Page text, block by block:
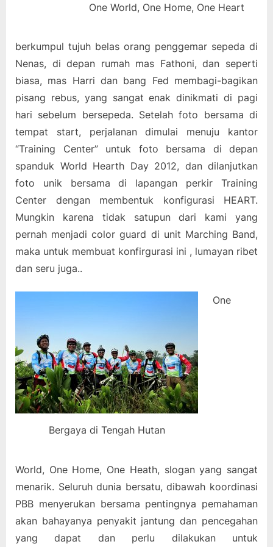
One World, One Home, One Heart
berkumpul tujuh belas orang penggemar sepeda di
Nenas, di depan rumah mas Fathoni, dan seperti
biasa, mas Harri dan bang Fed membagi-bagikan
pisang rebus, yang sangat enak dinikmati di pagi
hari sebelum bersepeda. Setelah foto bersama di
tempat start, perjalanan dimulai menuju kantor
“Training Center” untuk foto bersama di depan
spanduk World Hearth Day 2012, dan dilanjutkan
foto unik bersama di lapangan perkir Training
Center dengan membentuk konfigurasi HEART.
Mungkin karena tidak satupun dari kami yang
pernah menjadi color guard di unit Marching Band,
maka untuk membuat konfirgurasi ini , lumayan ribet
dan seru juga..
Bergaya di Tengah Hutan
One
World, One Home, One Heath, slogan yang sangat
menarik. Seluruh dunia bersatu, dibawah koordinasi
PBB menyerukan bersama pentingnya pemahaman
akan bahayanya penyakit jantung dan pencegahan
yang dapat dan perlu dilakukan untuk